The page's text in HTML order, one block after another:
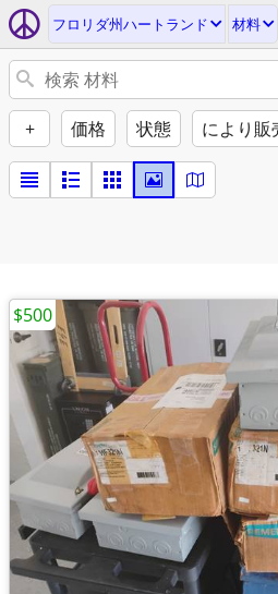
フロリダ州ハートランド 材料
+ 価格 状態 により販
$500